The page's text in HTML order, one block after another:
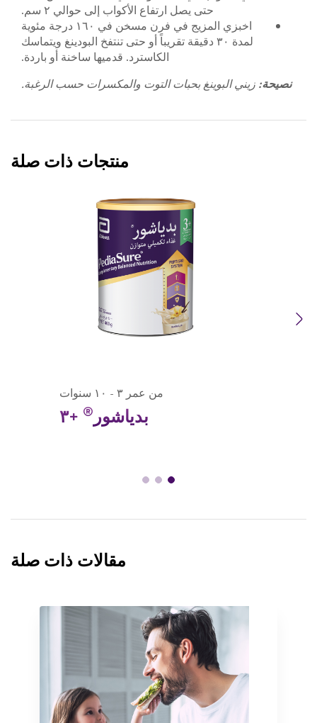
حتى يصل ارتفاع الأكواب إلى حوالي ٢ سم.
اخبزي المزيج في فرن مسخن في ١٦٠ درجة مئوية
لمدة ٣٠ دقيقة تقريباً أو حتى تنتفخ البودينغ ويتماسك
الكاسترد. قدميها ساخنة أو باردة.
نصيحة: زيني البوينغ بحبات التوت والمكسرات حسب الرغبة.
منتجات ذات صلة
Previous
من عمر ٣ - ١٠ سنوات
بدياشور ® +٣
مقالات ذات صلة